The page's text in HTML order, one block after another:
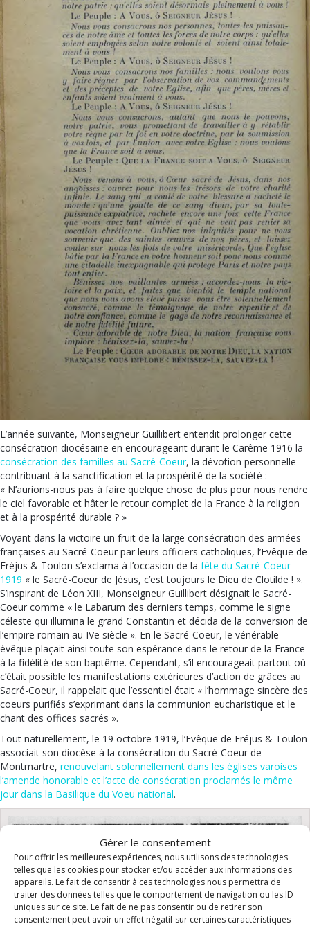
Gérer le consentement
Pour offrir les meilleures expériences, nous utilisons des technologies
telles que les cookies pour stocker et/ou accéder aux informations des
appareils. Le fait de consentir à ces technologies nous permettra de
traiter des données telles que le comportement de navigation ou les ID
uniques sur ce site. Le fait de ne pas consentir ou de retirer son
consentement peut avoir un effet négatif sur certaines caractéristiques
L’année suivante, Monseigneur Guillibert entendit prolonger cette
consécration diocésaine en encourageant durant le Carême 1916 la
consécration des familles au Sacré-Coeur, la dévotion personnelle
contribuant à la sanctification et la prospérité de la société :
« N’aurions-nous pas à faire quelque chose de plus pour nous rendre
le ciel favorable et hâter le retour complet de la France à la religion
et à la prospérité durable ? »
Voyant dans la victoire un fruit de la large consécration des armées
françaises au Sacré-Coeur par leurs officiers catholiques, l’Evêque de
Fréjus & Toulon s’exclama à l’occasion de la fête du Sacré-Coeur
1919 « le Sacré-Coeur de Jésus, c’est toujours le Dieu de Clotilde ! ».
S’inspirant de Léon XIII, Monseigneur Guillibert désignait le Sacré-
Coeur comme « le Labarum des derniers temps, comme le signe
céleste qui illumina le grand Constantin et décida de la conversion de
l’empire romain au IVe siècle ». En le Sacré-Coeur, le vénérable
évêque plaçait ainsi toute son espérance dans le retour de la France
à la fidélité de son baptême. Cependant, s’il encourageait partout où
c’était possible les manifestations extérieures d’action de grâces au
Sacré-Coeur, il rappelait que l’essentiel était « l’hommage sincère des
coeurs purifiés s’exprimant dans la communion eucharistique et le
chant des offices sacrés ».
Tout naturellement, le 19 octobre 1919, l’Evêque de Fréjus & Toulon
associait son diocèse à la consécration du Sacré-Coeur de
Montmartre, renouvelant solennellement dans les églises varoises
l’amende honorable et l’acte de consécration proclamés le même
jour dans la Basilique du Voeu national.